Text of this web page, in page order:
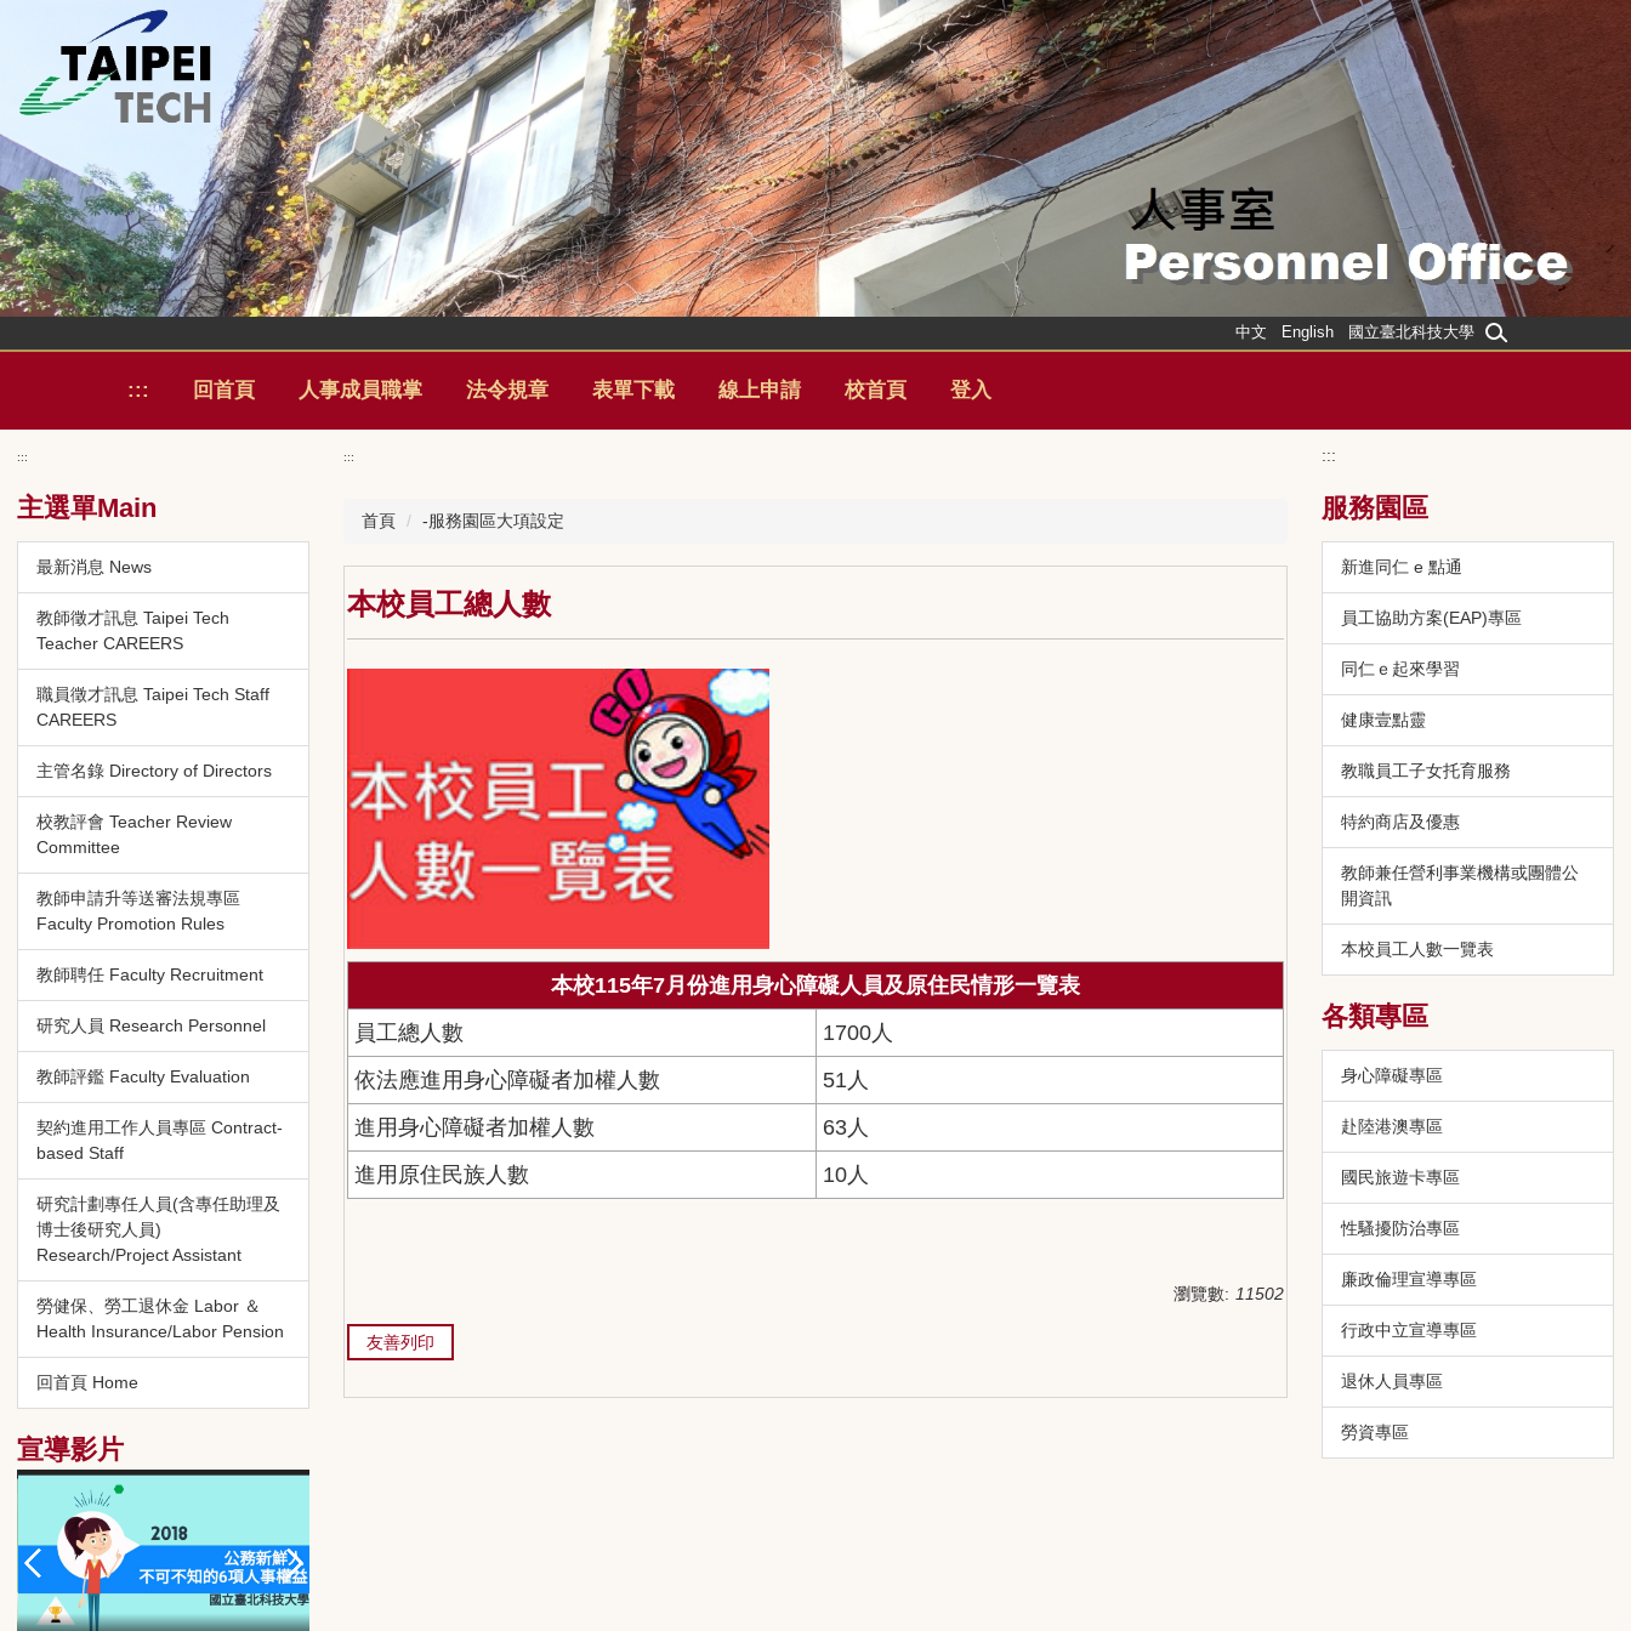
內
容
::: 回首頁 人事成員職掌 法令規章 表單下載 線上申請 校首頁 登入
中文 English 國立臺北科技大學
:::
主選單Main
最新消息 News
教師徵才訊息 Taipei Tech
Teacher CAREERS
職員徵才訊息 Taipei Tech Staff
CAREERS
主管名錄 Directory of Directors
校教評會 Teacher Review
Committee
教師申請升等送審法規專區
Faculty Promotion Rules
教師聘任 Faculty Recruitment
研究人員 Research Personnel
教師評鑑 Faculty Evaluation
契約進用工作人員專區 Contract-
based Staff
研究計劃專任人員(含專任助理及
博士後研究人員)
Research/Project Assistant
勞健保、勞工退休金 Labor ＆
Health Insurance/Labor Pension
回首頁 Home
宣導影片
:::
首頁 -服務園區大項設定
本校員工總人數
本校115年7月份進用身心障礙人員及原住民情形一覽表
員工總人數
1700人
依法應進用身心障礙者加權人數
51人
進用身心障礙者加權人數
63人
進用原住民族人數
10人
瀏覽數: 11502
友善列印
:::
服務園區
新進同仁 e 點通
員工協助方案(EAP)專區
同仁ｅ起來學習
健康壹點靈
教職員工子女托育服務
特約商店及優惠
教師兼任營利事業機構或團體公
開資訊
本校員工人數一覽表
各類專區
身心障礙專區
赴陸港澳專區
國民旅遊卡專區
性騷擾防治專區
廉政倫理宣導專區
行政中立宣導專區
退休人員專區
勞資專區